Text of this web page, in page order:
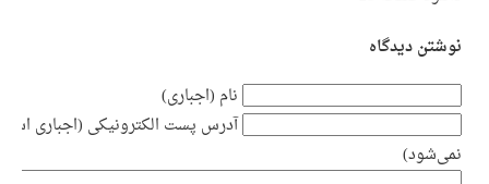
نوشتن دیدگاه
نام (اجباری)
آدرس پست الکترونیکی (اجباری است
نمی‌شود)